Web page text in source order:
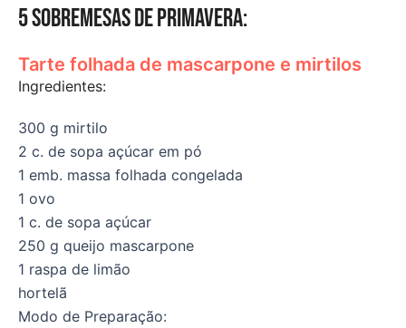
5 sobremesas de primavera:
Tarte folhada de mascarpone e mirtilos
Ingredientes:
300 g mirtilo
2 c. de sopa açúcar em pó
1 emb. massa folhada congelada
1 ovo
1 c. de sopa açúcar
250 g queijo mascarpone
1 raspa de limão
hortelã
Modo de Preparação: